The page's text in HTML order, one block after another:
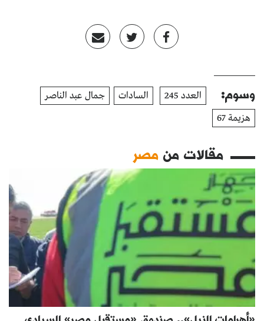
وسوم: العدد 245 السادات
جمال عبد الناصر
هزيمة 67
مقالات منمصر